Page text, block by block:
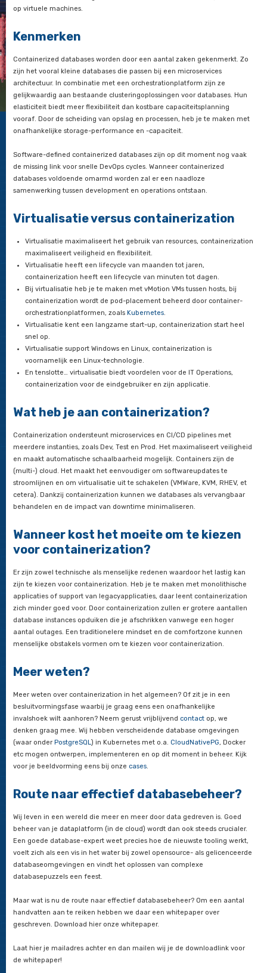
vereisen veel bandbreedte en een lage latency, standaard
verpakken – dit niet. Grote hoeveelheden diskruimte maken
databasecontainers minder agile en lastiger verplaatsbaar.
Databases zijn standard stateful en durable, containers zijn
ephemeral en tenslotte hebben databases veel –
virtuele machines. Configuration drift is een
op virtuele machines.
zijn het vooral kleine databases die passen bij een
architectuur. In combinatie met een orchestrationplatform
gelijkwaardig aan bestaande clusteringoplossingen voor
elasticiteit biedt meer flexibiliteit dan kostbare
vooraf. Door de scheiding van opslag en processen, heb je
onafhankelijke storage-performance en -capaciteit.
Software-defined containerized databases zijn op dit
de missing link voor snelle DevOps cycles. Wanneer
databases voldoende omarmd worden zal er een naadloze
Virtualisatie versus
Virtualisatie maximaliseert het gebruik van resources,
maximaliseert veiligheid en flexibiliteit.
Virtualisatie heeft een lifecycle van maanden tot jaren,
containerization heeft een lifecycle van minuten tot
containerization wordt de pod-placement beheerd door
orchestrationplatformen, zoals
Virtualisatie support Windows en Linux, containerization is
voornamelijk een Linux-technologie.
En tenslotte… virtualisatie biedt voordelen voor de IT
containerization voor de eindgebruiker en zijn applicatie.
Wat heb je aan containerization?
Containerization ondersteunt microservices en CI/CD
meerdere instanties, zoals Dev, Test en Prod. Het
en maakt automatische schaalbaarheid mogelijk. Containers
(multi-) cloud. Het maakt het eenvoudiger om
stroomlijnen en om virtualisatie uit te schakelen (VMWare,
behandelen en de impact van downtime minimaliseren.
Wanneer kost het moeite om te
voor containerization?
Er zijn zowel technische als menselijke redenen waardoor
applicaties of support van legacyapplicaties, daar leent
zich minder goed voor. Door containerization zullen er
aantal outages. Een traditionelere mindset en de
menselijke obstakels vormen om te kiezen voor